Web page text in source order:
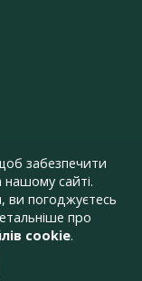
забезпечити
сайті.
ви погоджуєтесь
про
cookie.